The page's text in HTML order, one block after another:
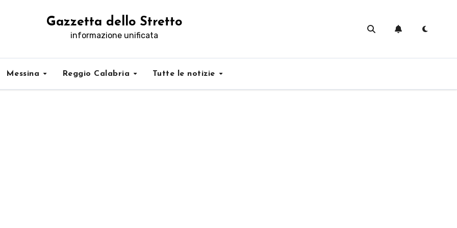
Gazzetta dello Stretto
informazione unificata
Messina Reggio Calabria Tutte le notizie